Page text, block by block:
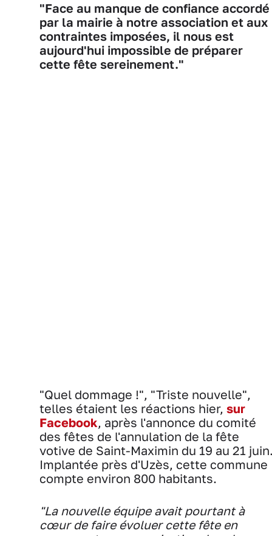
"Face au manque de confiance accordé
par la mairie à notre association et aux
contraintes imposées, il nous est
aujourd'hui impossible de préparer
cette fête sereinement."
"Quel dommage !", "Triste nouvelle",
telles étaient les réactions hier, sur
Facebook, après l'annonce du comité
des fêtes de l'annulation de la fête
votive de Saint-Maximin du 19 au 21
Implantée près d'Uzès, cette commune
compte environ 800 habitants.
"La nouvelle équipe avait pourtant à
cœur de faire évoluer cette fête en